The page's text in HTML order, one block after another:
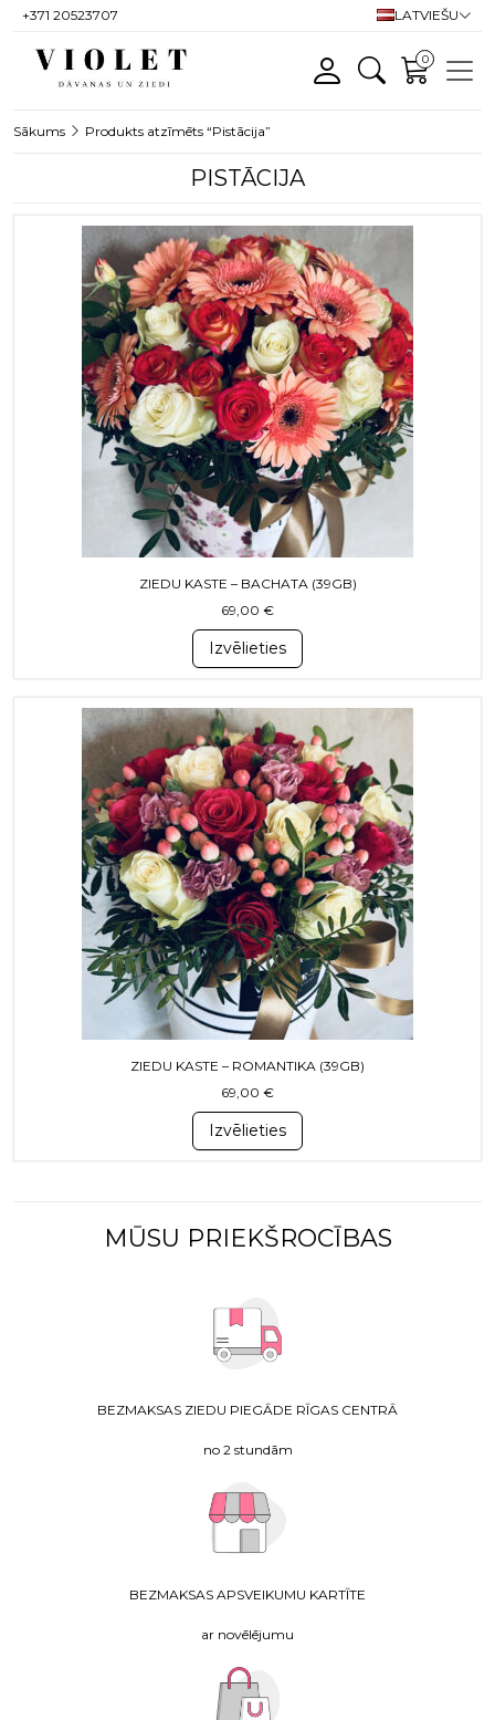
+371 20523707 LATVIEŠU
0
Sākums Produkts atzīmēts “Pistācija”
PISTĀCIJA
ZIEDU KASTE – BACHATA (39GB)
69,00 €
Izvēlieties
This product has multiple variants.
ZIEDU KASTE – ROMANTIKA (39GB)
69,00 €
Izvēlieties
This product has multiple variants.
MŪSU PRIEKŠROCĪBAS
BEZMAKSAS ZIEDU PIEGĀDE RĪGAS CENTRĀ
no 2 stundām
BEZMAKSAS APSVEIKUMU KARTĪTE
ar novēlējumu